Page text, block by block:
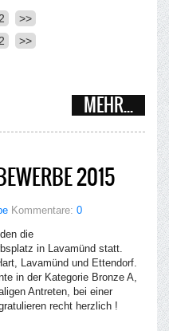
2
>>
2 >>
MEHR...
2015
Kommentare: 0
die
in Lavamünd statt.
Lavamünd und Ettendorf.
in der Kategorie Bronze A,
Antreten, bei einer
recht herzlich !